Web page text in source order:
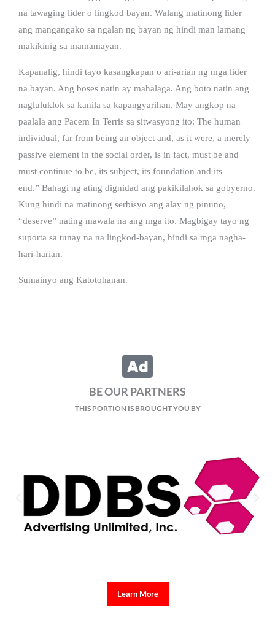
na tawaging lider o lingkod bayan. Walang matinong lider
ang mangangako sa ngalan ng bayan ng hindi man lamang
makikinig sa mamamayan.
Kapanalig, hindi tayo kasangkapan o ari-arian ng mga lider
na bayan. Ang boses natin ay mahalaga. Ang boto natin ang
nagluluklok sa kanila sa kapangyarihan. May angkop na
paalala ang Pacem In Terris sa sitwasyong ito: The human
individual, far from being an object and, as it were, a merely
passive element in the social order, is in fact, must be and
must continue to be, its subject, its foundation and its
end.” Bahagi ng ating dignidad ang pakikilahok sa gobyerno.
Kung hindi na matinong serbisyo ang alay ng pinuno,
“deserve” nating mawala na ang mga ito. Magbigay tayo ng
suporta sa tunay na na lingkod-bayan, hindi sa mga nagha-
hari-harian.
Sumainyo ang Katotohanan.
BE OUR PARTNERS
THIS PORTION IS BROUGHT YOU BY
Learn More